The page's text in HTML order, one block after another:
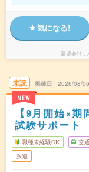
気になる!
派遣会社
未読
NEW
掲載日 2026/08/06
【9月開始×期
試験サポート
職種未経験OK 交
派遣